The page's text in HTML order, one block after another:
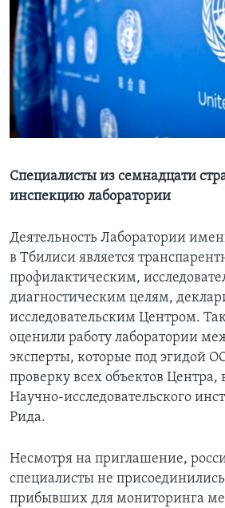
Learning English
СОЦИАЛЬНЫЕ СЕТИ
Специалисты из семнадцати
инспекцию лаборатории
Деятельность Лаборатории
в Тбилиси является
профилактическим,
диагностическим целям,
исследовательским Центром.
оценили работу лаборатории
эксперты, которые под эгидой
проверку всех объектов Центра,
Научно-исследовательского
Рида.
Несмотря на приглашение,
специалисты не
прибывших для мониторинга